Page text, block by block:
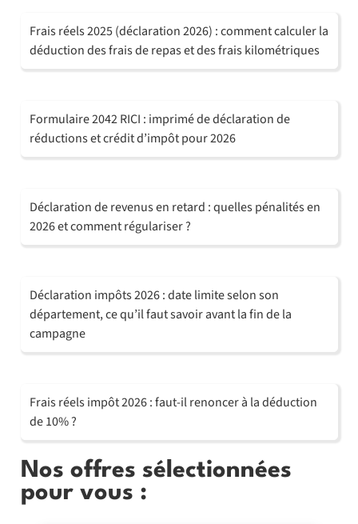
Frais réels 2025 (déclaration 2026) : comment calculer la
déduction des frais de repas et des frais kilométriques
Formulaire 2042 RICI : imprimé de déclaration de
réductions et crédit d’impôt pour 2026
Déclaration de revenus en retard : quelles pénalités en
2026 et comment régulariser ?
Déclaration impôts 2026 : date limite selon son
département, ce qu’il faut savoir avant la fin de la
campagne
Frais réels impôt 2026 : faut-il renoncer à la déduction
de 10% ?
Nos offres sélectionnées
pour vous :